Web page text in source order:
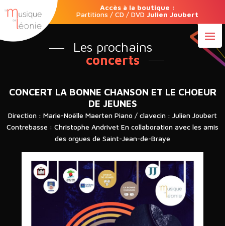
Accès à la boutique :
Partitions / CD / DVD Julien Joubert
Les prochains
concerts
CONCERT LA BONNE CHANSON ET LE CHOEUR
DE JEUNES
Direction : Marie-Noëlle Maerten Piano / clavecin : Julien Joubert
Contrebasse : Christophe Andrivet En collaboration avec les amis
des orgues de Saint-Jean-de-Braye